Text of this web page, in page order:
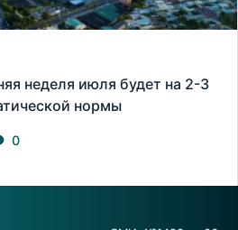
неделя июля будет на 2-3
нормы
0